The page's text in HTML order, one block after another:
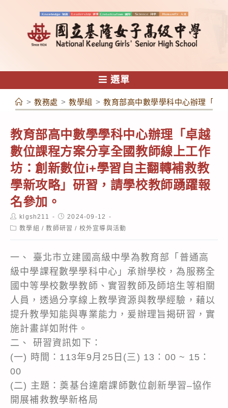
容
選單
> 教務處 > 教學組 > 教育部高中數學學科中心辦理「卓
教育部高中數學學科中心辦理「卓越
數位課程方案分享全國教師線上工作
坊：創新數位i+學習自主翻轉補救教
學新攻略」研習，請學校教師踴躍報
名參加。
Post
author:
klgsh211
Post
published:
2024-09-12
Post教學組 / 教師研習 / 校外宣導與活動
一、 臺北市立建國高級中學為教育部「普通高
級中學課程數學學科中心」承辦學校，為服務全
國中等學校數學教師、實習教師及師培生等相關
人員，透過分享線上教學資源與教學經驗，藉以
提升教學知能與專業能力，爰辦理旨揭研習，實
施計畫詳如附件。
二、 研習資訊如下：
(一) 時間：113年9月25日(三) 13：00 ~ 15：
00
(二) 主題：奠基台達磨課師數位創新學習–協作
開展補救教學新格局